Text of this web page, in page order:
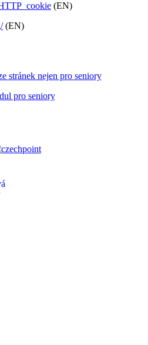
(EN)
(EN)
stránek nejen pro seniory